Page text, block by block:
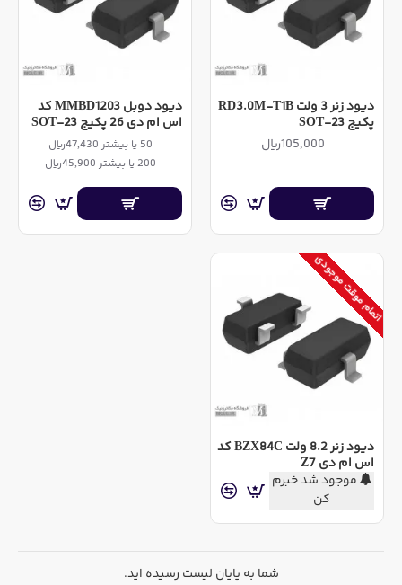
دیود زنر 3 ولت RD3.0M-T1B
پکیج SOT-23
105,000ریال
دیود دوبل MMBD1203 کد
اس ام دی 26 پکیج SOT-23
50 یا بیشتر 47,430ریال
200 یا بیشتر 45,900ریال
اتمام موقت موجودی
دیود زنر 8.2 ولت BZX84C کد
اس ام دی Z7
موجود شد خبرم
کن
شما به پایان لیست رسیده اید.